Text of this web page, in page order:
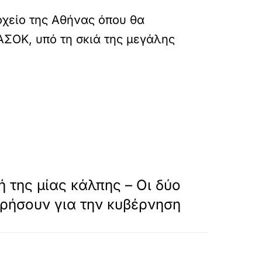
της Αθήνας όπου θα
υπό τη σκιά της μεγάλης
της μίας κάλπης – Οι δύο
για την κυβέρνηση